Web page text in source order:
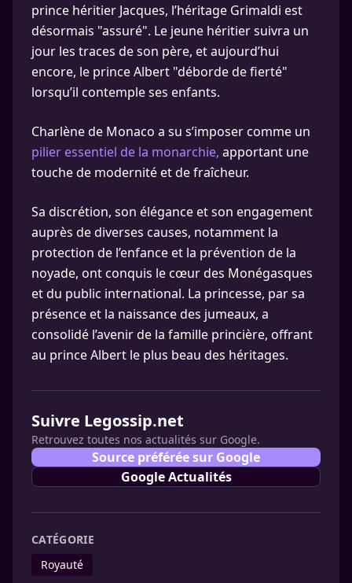
prince héritier Jacques, l’héritage Grimaldi est
désormais "assuré". Le jeune héritier suivra un
jour les traces de son père, et aujourd’hui
encore, le prince Albert "déborde de fierté"
lorsqu’il contemple ses enfants.
Charlène de Monaco a su s’imposer comme un
pilier essentiel de la monarchie, apportant une
touche de modernité et de fraîcheur.
Sa discrétion, son élégance et son engagement
auprès de diverses causes, notamment la
protection de l’enfance et la prévention de la
noyade, ont conquis le cœur des Monégasques
et du public international. La princesse, par sa
présence et la naissance des jumeaux, a
consolidé l’avenir de la famille princière, offrant
au prince Albert le plus beau des héritages.
Suivre Legossip.net
Retrouvez toutes nos actualités sur Google.
Source préférée sur Google
Google Actualités
CATÉGORIE
Royauté